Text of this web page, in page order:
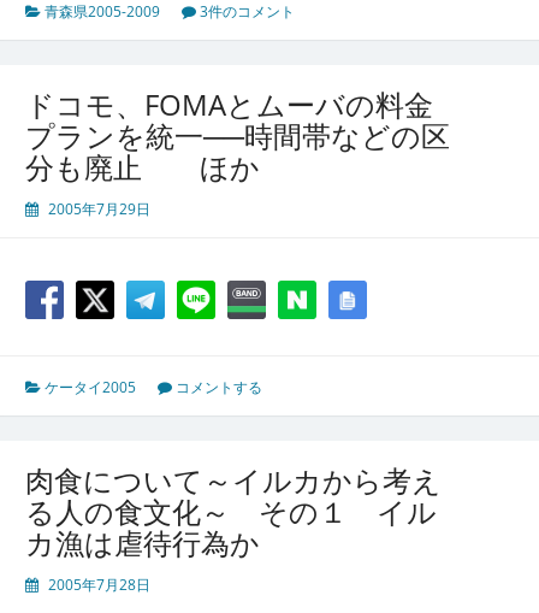
青森県2005-2009 3件のコメント
ドコモ、FOMAとムーバの料金
プランを統一──時間帯などの区
分も廃止 ほか
2005年7月29日
ケータイ2005 コメントする
肉食について～イルカから考え
る人の食文化～ その１ イル
カ漁は虐待行為か
2005年7月28日